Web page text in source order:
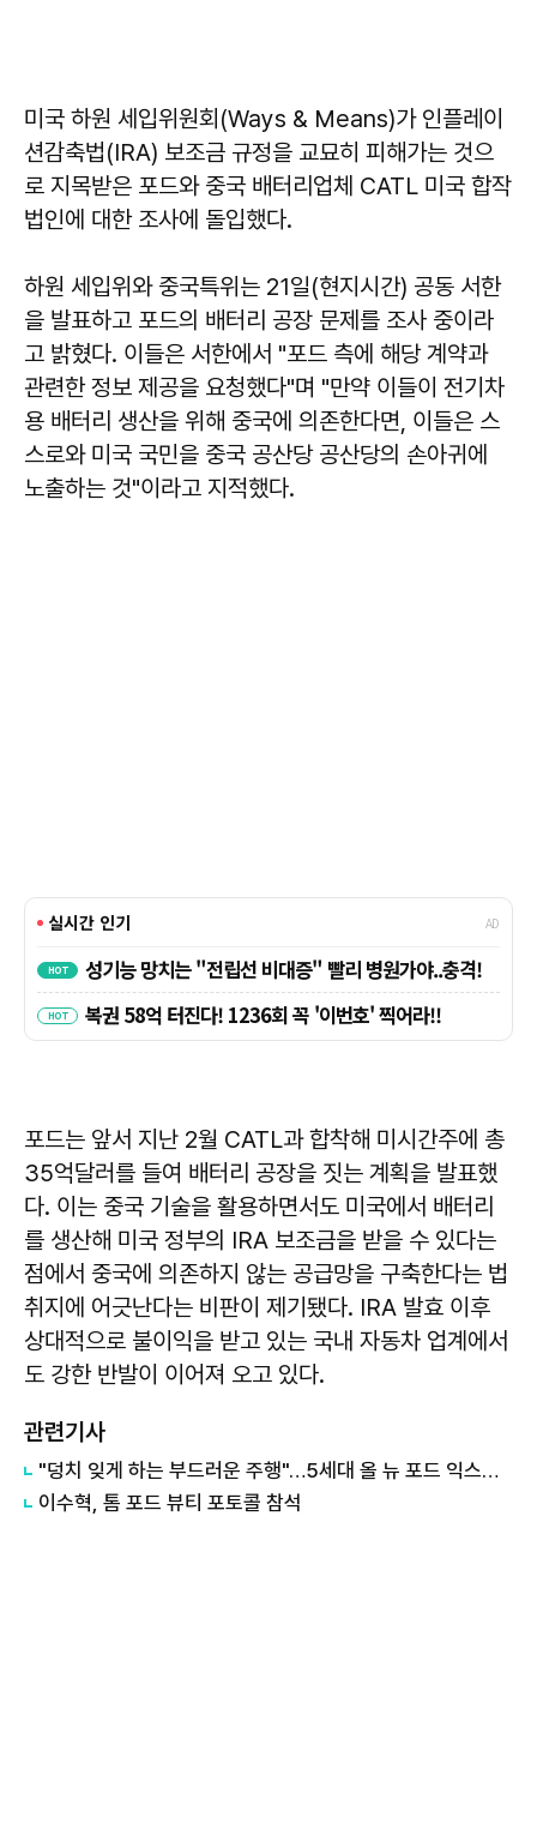
미국 하원 세입위원회(Ways & Means)가 인플레이
션감축법(IRA) 보조금 규정을 교묘히 피해가는 것으
로 지목받은 포드와 중국 배터리업체 CATL 미국 합작
법인에 대한 조사에 돌입했다.
하원 세입위와 중국특위는 21일(현지시간) 공동 서한
을 발표하고 포드의 배터리 공장 문제를 조사 중이라
고 밝혔다. 이들은 서한에서 "포드 측에 해당 계약과
관련한 정보 제공을 요청했다"며 "만약 이들이 전기차
용 배터리 생산을 위해 중국에 의존한다면, 이들은 스
스로와 미국 국민을 중국 공산당 공산당의 손아귀에
노출하는 것"이라고 지적했다.
포드는 앞서 지난 2월 CATL과 합착해 미시간주에 총
35억달러를 들여 배터리 공장을 짓는 계획을 발표했
다. 이는 중국 기술을 활용하면서도 미국에서 배터리
를 생산해 미국 정부의 IRA 보조금을 받을 수 있다는
점에서 중국에 의존하지 않는 공급망을 구축한다는 법
취지에 어긋난다는 비판이 제기됐다. IRA 발효 이후
상대적으로 불이익을 받고 있는 국내 자동차 업계에서
도 강한 반발이 이어져 오고 있다.
관련기사
"덩치 잊게 하는 부드러운 주행"…5세대 올 뉴 포드 익스페디션 타보니
이수혁, 톰 포드 뷰티 포토콜 참석